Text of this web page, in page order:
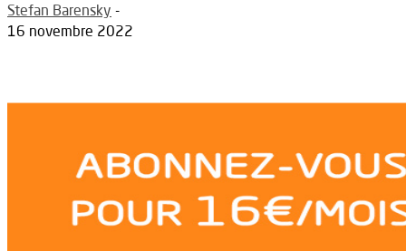
Stefan Barensky -
16 novembre 2022